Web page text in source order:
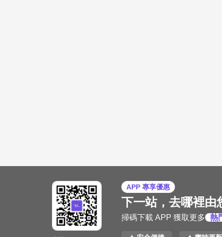
APP 專享優惠
下一站，去哪裡由
掃碼下載 APP 獲取更多 熱